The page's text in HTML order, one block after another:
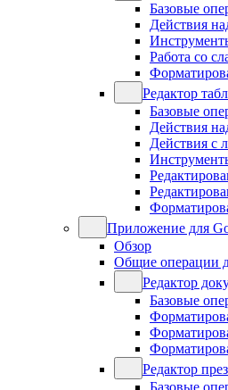
Базовые
Действия
Работа со
Редактор
Базовые
Действия
Действия с
Приложение для
Обзор
Общие операции
Редактор
Базовые
Редактор
Базовые